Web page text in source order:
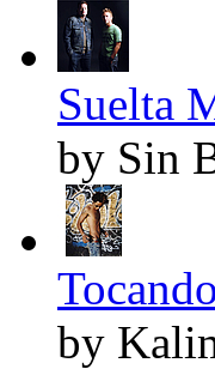
Suelta
by Sin
by